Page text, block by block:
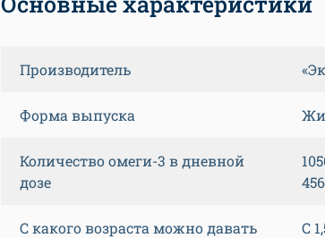
Производитель
Форма выпуска
Количество омеги-3 в дневной
дозе
С какого возраста можно давать
С